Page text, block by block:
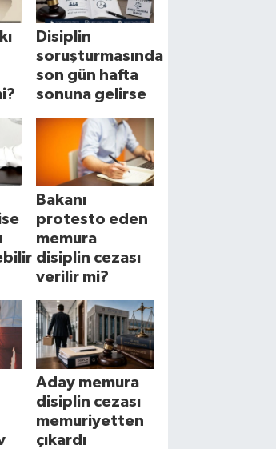
Disiplin
soruşturmasında
son gün hafta
sonuna gelirse
Bakanı
protesto eden
memura
disiplin cezası
verilir mi?
Aday memura
disiplin cezası
memuriyetten
çıkardı